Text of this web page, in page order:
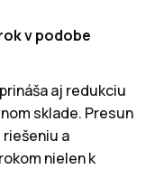
v podobe
aj redukciu
sklade. Presun
a
nielen k